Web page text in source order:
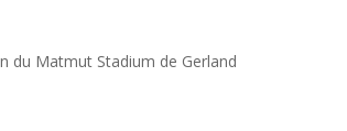
du Matmut Stadium de Gerland